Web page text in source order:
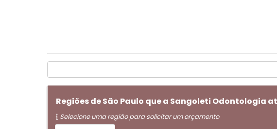
Regiões de São Paulo que a Sangoleti Odontologia
Selecione uma região para solicitar um orçamento